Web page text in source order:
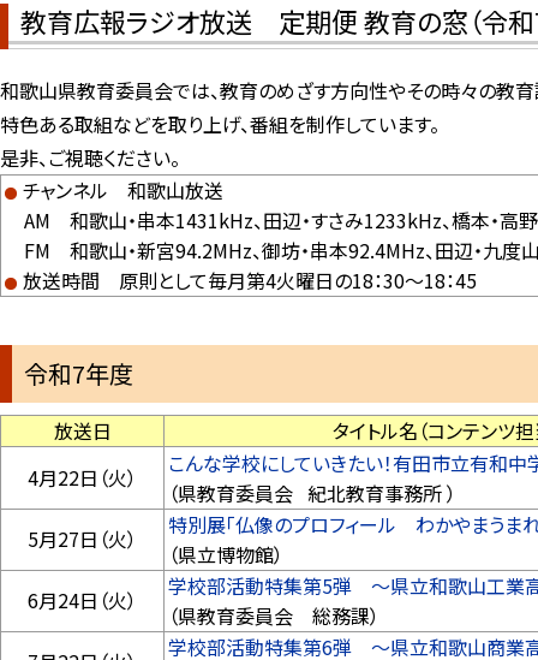
教育広報ラジオ放送 定期便 教育の窓（令和
和歌山県教育委員会では、教育のめざす方向性やその時々の教育
特色ある取組などを取り上げ、番組を制作しています。
是非、ご視聴ください。
チャンネル 和歌山放送
AM 和歌山・串本1431kHz、田辺・すさみ1233kHz、橋本・高
FM 和歌山・新宮94.2MHz、御坊・串本92.4MHz、田辺・九度
放送時間 原則として毎月第4火曜日の18：30～18：45
令和7年度
放送日
タイトル名（コンテンツ
4月22日（火）
こんな学校にしていきたい！有田市立有和
（県教育委員会 紀北教育事務所 ）
5月27日（火）
特別展「仏像のプロフィール わかやまうまれ
（県立博物館）
6月24日（火）
学校部活動特集第5弾 ～県立和歌山工業
（県教育委員会 総務課）
学校部活動特集第6弾 ～県立和歌山商業